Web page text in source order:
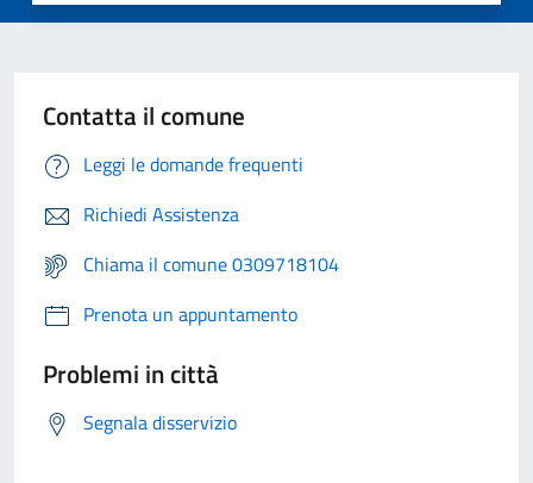
Contatta il comune
Leggi le domande frequenti
Richiedi Assistenza
Chiama il comune 0309718104
Prenota un appuntamento
Problemi in città
Segnala disservizio